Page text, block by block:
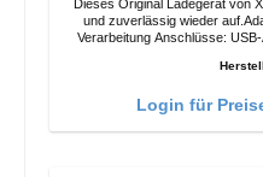
Dieses Original Ladegerät von
und zuverlässig wieder auf.Adapter
Verarbeitung Anschlüsse: USB-A Output: 33W Farbe: Weiss Kabel
Login für